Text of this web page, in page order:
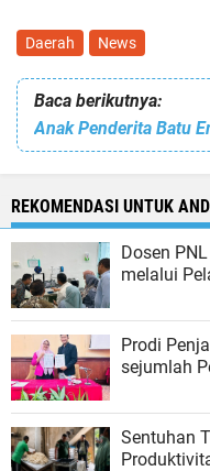
Daerah News
Baca berikutnya:
REKOMENDASI UNTUK
Dosen
melalui
Prodi
sejumlah
Sentuhan